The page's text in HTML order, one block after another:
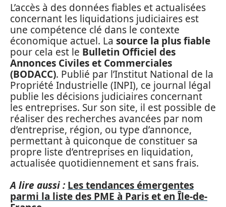
L’accès à des données fiables et actualisées
concernant les liquidations judiciaires est
une compétence clé dans le contexte
économique actuel. La source la plus fiable
pour cela est le Bulletin Officiel des
Annonces Civiles et Commerciales
(BODACC). Publié par l’Institut National de la
Propriété Industrielle (INPI), ce journal légal
publie les décisions judiciaires concernant
les entreprises. Sur son site, il est possible de
réaliser des recherches avancées par nom
d’entreprise, région, ou type d’annonce,
permettant à quiconque de constituer sa
propre liste d’entreprises en liquidation,
actualisée quotidiennement et sans frais.
A lire aussi : Les tendances émergentes
parmi la liste des PME à Paris et en Île-de-